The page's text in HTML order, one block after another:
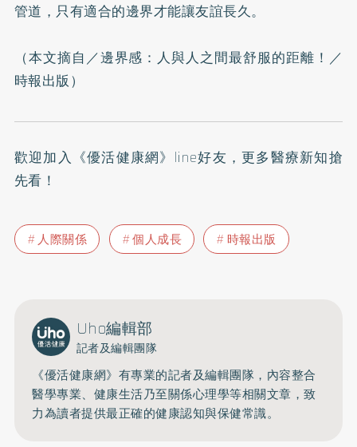
管道，只有適合的邊界才能讓友誼長久。
（本文摘自／邊界感：人與人之間最舒服的距離！ ／
時報出版）
歡迎加入 《優活健康網》line好友 ，更多醫療新知搶
先看！
人際關係 個人成長 時報出版
Uho編輯部
記者及編輯團隊
《優活健康網》有專業的記者及編輯團隊，內容整合
醫學專業、健康生活乃至關係心理學等相關文章，致
力為讀者提供最正確的健康認知與保健常識。